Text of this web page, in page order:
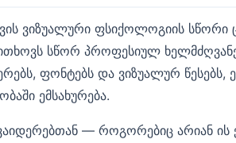
ვიზუალური ფსიქოლოგიის
სწორ პროფესიულ
ფონტებს და ვიზუალურ
ემსახურება.
— როგორებიც არიან